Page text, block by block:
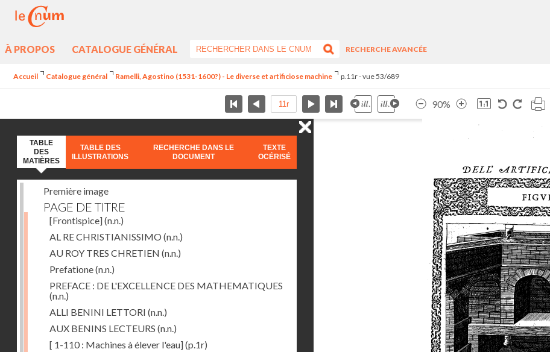
À PROPOS CATALOGUE GÉNÉRAL
RECHERCHE AVANCÉE
Accueil Catalogue général Ramelli, Agostino (1531-1600?) - Le diverse et artificiose machine p.11r - vue 53/689
90%
TABLE
DES
MATIÈRES
TABLE DES
ILLUSTRATIONS
RECHERCHE DANS LE
DOCUMENT
TEXTE
OCÉRISÉ
Première image
PAGE DE TITRE
[Frontispice](n.n.)
AL RE CHRISTIANISSIMO (n.n.)
AU ROY TRES CHRETIEN (n.n.)
Prefatione(n.n.)
PREFACE : DE L'EXCELLENCE DES MATHEMATIQUES
(n.n.)
ALLI BENINI LETTORI (n.n.)
AUX BENINS LECTEURS (n.n.)
[ 1-110 : Machines à élever l'eau](p.1r)